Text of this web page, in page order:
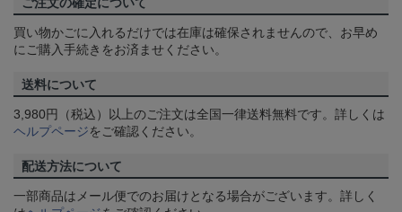
買い物かごに入れるだけでは在庫は確保されませんので、お早め
にご購入手続きをお済ませください。
送料について
3,980円（税込）以上のご注文は全国一律送料無料です。詳しくは
ヘルプページをご確認ください。
配送方法について
一部商品はメール便でのお届けとなる場合がございます。詳しく